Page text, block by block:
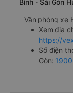
Bình - Sài Gòn
Văn phòng xe
Xem địa
https://
Số điện
Gòn: